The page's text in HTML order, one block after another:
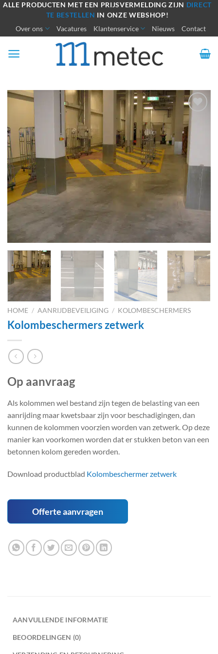
Ga
inhoud
ALLE PRODUCTEN MET EEN PRIJSVERMELDING ZIJN DIRECT
TE BESTELLEN IN ONZE WEBSHOP!
Over ons Vacatures Klantenservice Nieuws Contact
HOME / AANRIJDBEVEILIGING / KOLOMBESCHERMERS
Kolombeschermers zetwerk
Op aanvraag
Als kolommen wel bestand zijn tegen de belasting van een
aanrijding maar kwetsbaar zijn voor beschadigingen, dan
kunnen de kolommen voorzien worden van zetwerk. Op deze
manier kan voorkomen worden dat er stukken beton van een
betonnen kolom gereden worden.
Download productblad Kolombeschermer zetwerk
Offerte aanvragen
AANVULLENDE INFORMATIE
BEOORDELINGEN (0)